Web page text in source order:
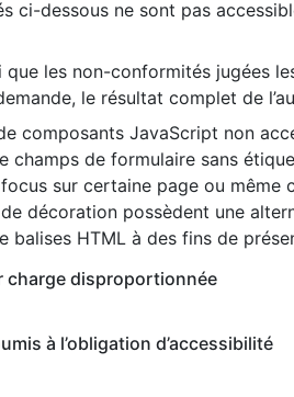
ci-dessous ne sont pas
que les non-conformités jugées
le résultat complet de
composants JavaScript non
champs de formulaire sans
sur certaine page ou même
décoration possèdent une
balises HTML à des fins de
charge disproportionnée
à l’obligation d’accessibilité